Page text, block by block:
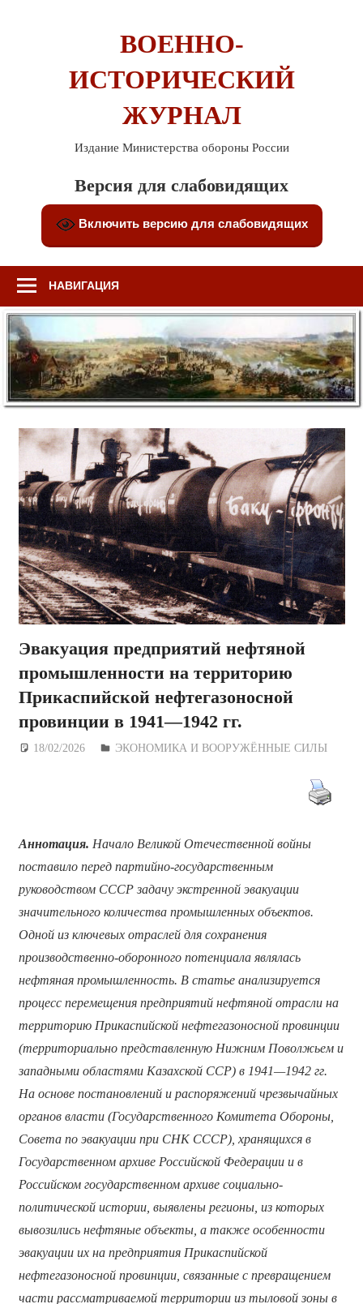
ВОЕННО-
ИСТОРИЧЕСКИЙ
ЖУРНАЛ
Издание Министерства обороны России
Версия для слабовидящих
Включить версию для слабовидящих
НАВИГАЦИЯ
Эвакуация предприятий нефтяной
промышленности на территорию
Прикаспийской нефтегазоносной
провинции в 1941—1942 гг.
18/02/2026 Дежурный по Редакции
ЭКОНОМИКА И ВООРУЖЁННЫЕ СИЛЫ
Аннотация. Начало Великой Отечественной войны
поставило перед партийно-государственным
руководством СССР задачу экстренной эвакуации
значительного количества промышленных объектов.
Одной из ключевых отраслей для сохранения
производственно-оборонного потенциала являлась
нефтяная промышленность. В статье анализируется
процесс перемещения предприятий нефтяной отрасли на
территорию Прикаспийской нефтегазоносной провинции
(территориально представленную Нижним Поволжьем и
западными областями Казахской ССР) в 1941—1942 гг.
На основе постановлений и распоряжений чрезвычайных
органов власти (Государственного Комитета Обороны,
Совета по эвакуации при СНК СССР), хранящихся в
Государственном архиве Российской Федерации и в
Российском государственном архиве социально-
политической истории, выявлены регионы, из которых
вывозились нефтяные объекты, а также особенности
эвакуации их на предприятия Прикаспийской
нефтегазоносной провинции, связанные с превращением
части рассматриваемой территории из тыловой зоны в